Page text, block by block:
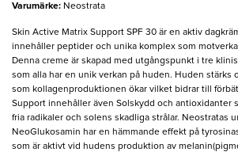
Varumärke: Neostrata
Skin Active Matrix Support SPF 30 är en aktiv
innehåller peptider och unika komplex som
Denna creme är skapad med utgångspunkt i tre
som alla har en unik verkan på huden. Huden stärks
som kollagenproduktionen ökar vilket bidrar till
Support innehåller även Solskydd och antioxidanter
fria radikaler och solens skadliga strålar. Neostratas
NeoGlukosamin har en hämmande effekt på
som är aktivt vid hudens produktion av